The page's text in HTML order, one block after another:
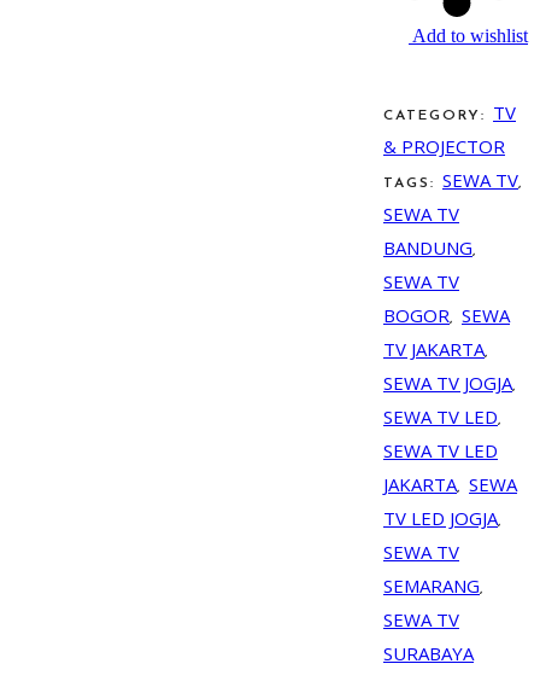
Add to wishlist
CATEGORY: TV
& PROJECTOR
TAGS: SEWA TV,
SEWA TV
BANDUNG,
SEWA TV
BOGOR, SEWA
TV JAKARTA,
SEWA TV JOGJA,
SEWA TV LED,
SEWA TV LED
JAKARTA, SEWA
TV LED JOGJA,
SEWA TV
SEMARANG,
SEWA TV
SURABAYA